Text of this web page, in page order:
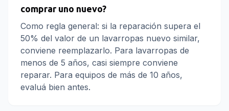
comprar uno nuevo?
Como regla general: si la reparación supera el
50% del valor de un lavarropas nuevo similar,
conviene reemplazarlo. Para lavarropas de
menos de 5 años, casi siempre conviene
reparar. Para equipos de más de 10 años,
evaluá bien antes.